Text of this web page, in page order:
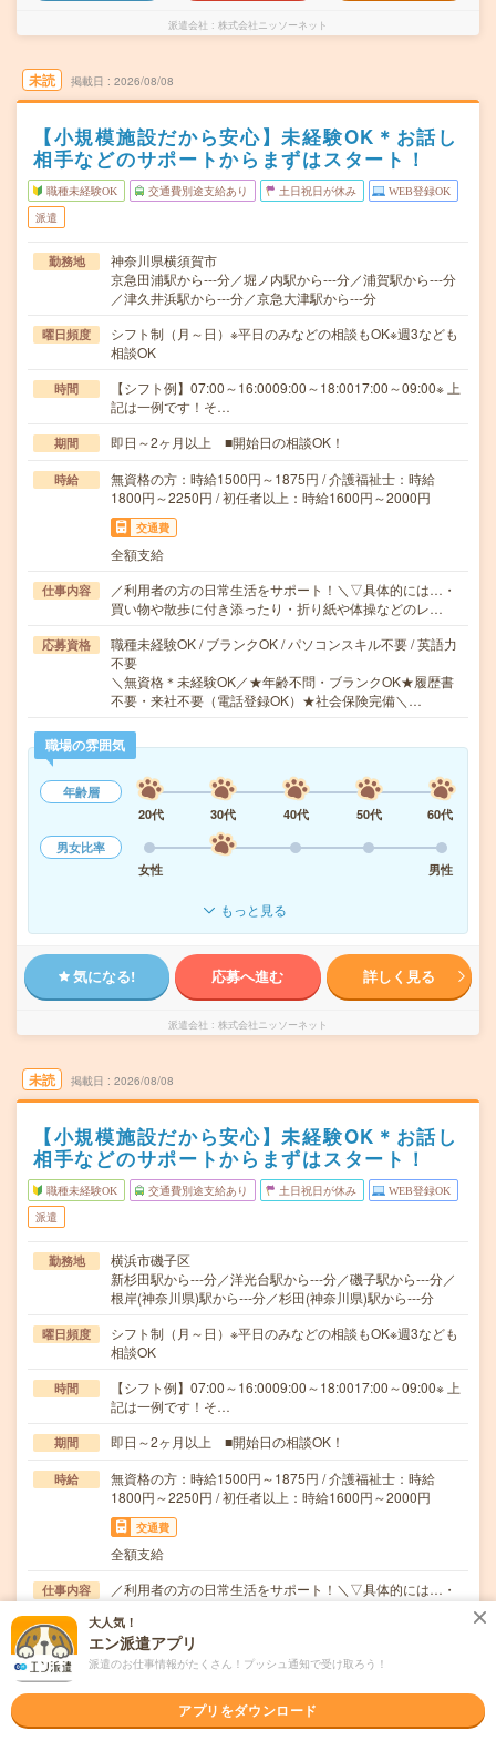
派遣会社 株式会社ニッソーネット
未読 掲載日 2026/08/08
【小規模施設だから安心】未経験OK＊お話し
相手などのサポートからまずはスタート！
職種未経験OK 交通費別途支給あり 土日祝日が休み WEB登録OK
派遣
勤務地
神奈川県横須賀市
京急田浦駅から---分／堀ノ内駅から---分／浦賀駅から---分
／津久井浜駅から---分／京急大津駅から---分
曜日頻度
シフト制（月～日）※平日のみなどの相談もOK※週3なども
相談OK
時間
【シフト例】07:00～16:0009:00～18:0017:00～09:00※ 上
記は一例です！そ…
期間 即日～2ヶ月以上 ■開始日の相談OK！
時給
無資格の方：時給1500円～1875円 / 介護福祉士：時給
1800円～2250円 / 初任者以上：時給1600円～2000円
交通費
全額支給
仕事内容
／利用者の方の日常生活をサポート！＼▽具体的には…・
買い物や散歩に付き添ったり・折り紙や体操などのレ…
応募資格
職種未経験OK / ブランクOK / パソコンスキル不要 / 英語力
不要
＼無資格＊未経験OK／★年齢不問・ブランクOK★履歴書
不要・来社不要（電話登録OK）★社会保険完備＼…
職場の雰囲気
年齢層
20代
30代 40代 50代
60代
男女比率
女性
男性
もっと見る
気になる! 応募へ進む 詳しく見る
派遣会社 株式会社ニッソーネット
未読 掲載日 2026/08/08
【小規模施設だから安心】未経験OK＊お話し
相手などのサポートからまずはスタート！
職種未経験OK 交通費別途支給あり 土日祝日が休み WEB登録OK
派遣
勤務地
横浜市磯子区
新杉田駅から---分／洋光台駅から---分／磯子駅から---分／
根岸(神奈川県)駅から---分／杉田(神奈川県)駅から---分
曜日頻度
シフト制（月～日）※平日のみなどの相談もOK※週3なども
相談OK
時間
【シフト例】07:00～16:0009:00～18:0017:00～09:00※ 上
記は一例です！そ…
期間 即日～2ヶ月以上 ■開始日の相談OK！
時給
無資格の方：時給1500円～1875円 / 介護福祉士：時給
1800円～2250円 / 初任者以上：時給1600円～2000円
交通費
全額支給
仕事内容
／利用者の方の日常生活をサポート！＼▽具体的には…・
応募資格
職種未経験OK / ブランクOK / パソコンスキル不要 / 英語力
不要
不要・来社不要（電話登録OK）★社会保険完備＼…
大人気！
エン派遣アプリ
派遣のお仕事情報がたくさん！プッシュ通知で受け取ろう！
アプリをダウンロード